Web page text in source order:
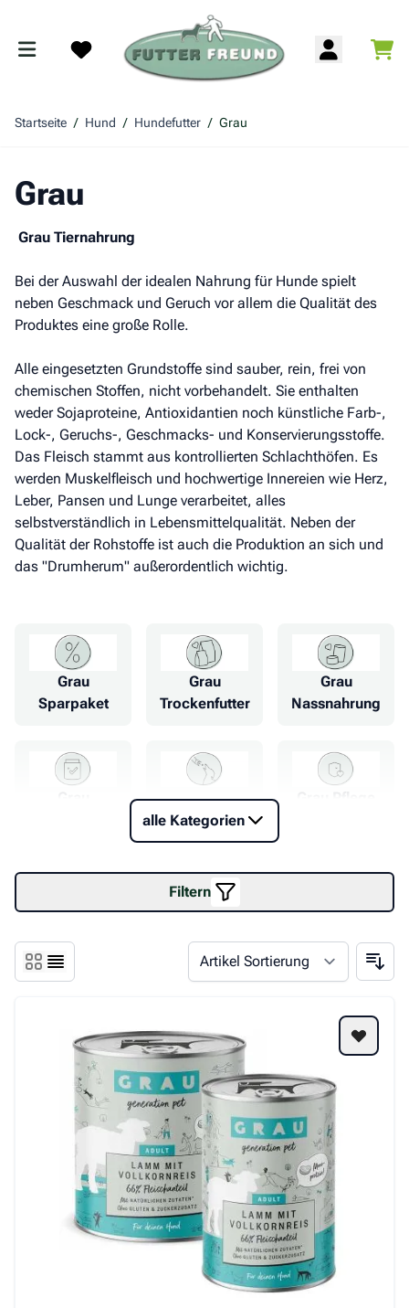
Startseite / Hund / Hundefutter / Grau
Grau
Grau Tiernahrung
Bei der Auswahl der idealen Nahrung für Hunde spielt
neben Geschmack und Geruch vor allem die Qualität des
Produktes eine große Rolle.
Alle eingesetzten Grundstoffe sind sauber, rein, frei von
chemischen Stoffen, nicht vorbehandelt. Sie enthalten
weder Sojaproteine, Antioxidantien noch künstliche Farb-,
Lock-, Geruchs-, Geschmacks- und Konservierungsstoffe.
Das Fleisch stammt aus kontrollierten Schlachthöfen. Es
werden Muskelfleisch und hochwertige Innereien wie Herz,
Leber, Pansen und Lunge verarbeitet, alles
selbstverständlich in Lebensmittelqualität. Neben der
Qualität der Rohstoffe ist auch die Produktion an sich und
das "Drumherum" außerordentlich wichtig.
Grau
Sparpaket
Grau
Trockenfutter
Grau
Nassnahrung
alle Kategorien
Filtern